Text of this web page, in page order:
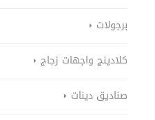
برجولات
كلادينج واجهات زجاج
صناديق دينات